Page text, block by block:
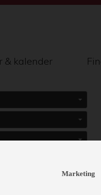
& kalender
Marketing